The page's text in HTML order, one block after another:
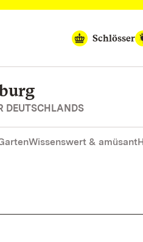
Schlösser
DEUTSCHLANDS
Wissenswert & amüsant